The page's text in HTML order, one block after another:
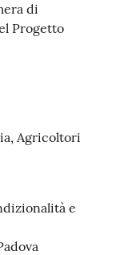
di
Progetto
Agricoltori
e